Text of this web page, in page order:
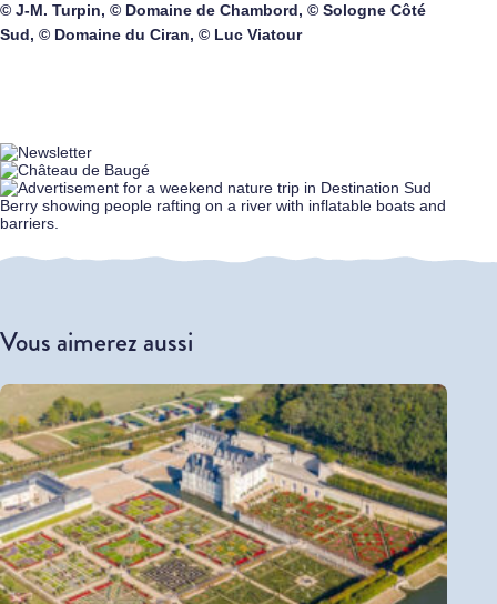
© J-M. Turpin, © Domaine de Chambord, © Sologne Côté
Sud, © Domaine du Ciran, © Luc Viatour
Vous aimerez aussi